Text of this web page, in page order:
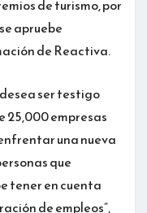
de turismo, por
apruebe
de Reactiva.
ser testigo
25,000 empresas
una nueva
que
tener en cuenta
de empleos”,